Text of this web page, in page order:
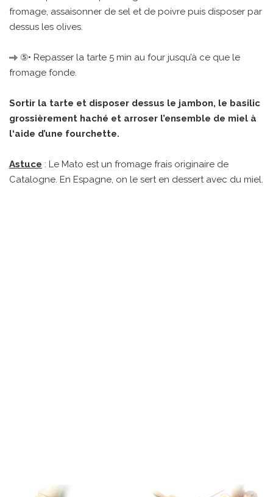
fromage, assaisonner de sel et de poivre puis disposer par
dessus les olives.
⑤• Repasser la tarte 5 min au four jusqu’à ce que le
fromage fonde.
Sortir la tarte et disposer dessus le jambon, le basilic
grossièrement haché et arroser l’ensemble de miel à
l‘aide d’une fourchette.
Astuce : Le Mato est un fromage frais originaire de
Catalogne. En Espagne, on le sert en dessert avec du miel.